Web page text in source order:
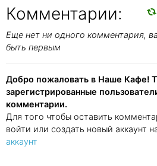
Комментарии:
Еще нет ни одного комментария,
быть первым
Добро пожаловать в Наше Кафе!
зарегистрированные
комментарии.
Для того чтобы оставить
войти или создать новый аккаунт
аккаунт